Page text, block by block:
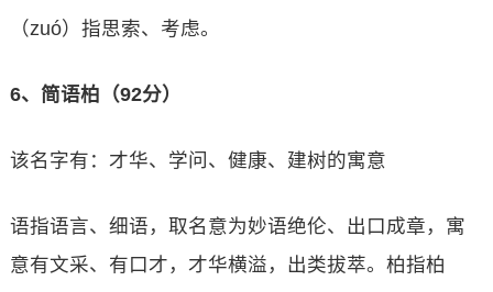
（zuó）指思索、考虑。
6、简语柏（92分）
该名字有：才华、学问、健康、建树的寓意
语指语言、细语，取名意为妙语绝伦、出口成章，寓
意有文采、有口才，才华横溢，出类拔萃。柏指柏